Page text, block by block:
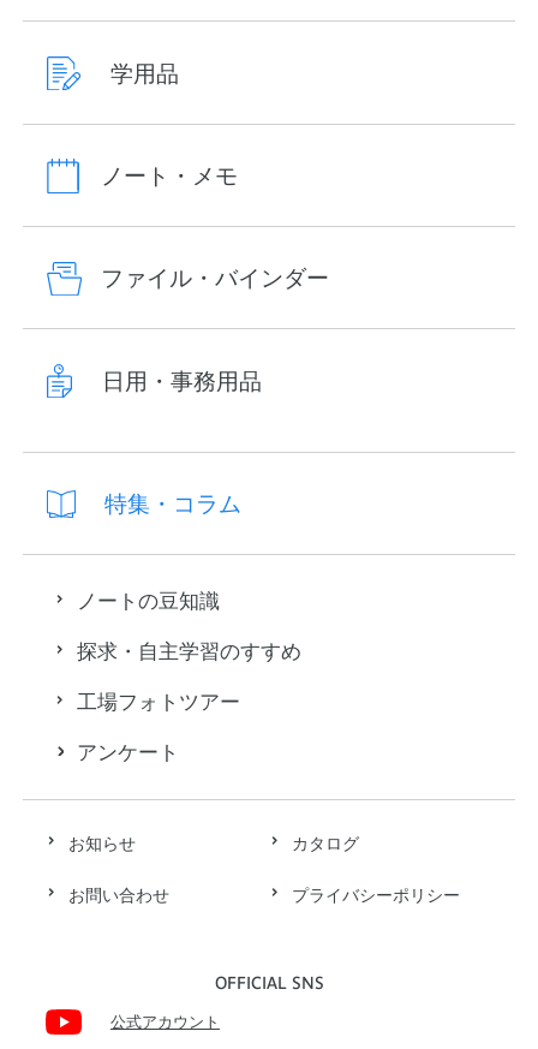
お知らせ カタログ
お問い合わせ プライバシーポリシー
OFFICIAL SNS
公式アカウント
学用品
ノート・メモ
ファイル・バインダー
日用・事務用品
特集・コラム
ノートの豆知識
探求・自主学習のすすめ
工場フォトツアー
アンケート